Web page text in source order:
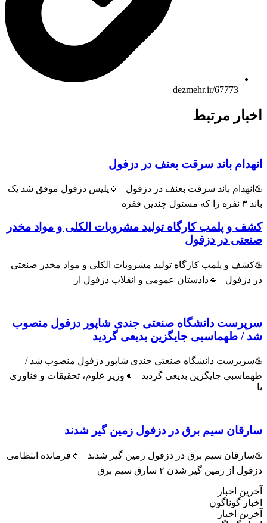
dezmehr.ir/67773
مرتبط
باند سرقت بعنف در دزفول
باند سرقت بعنف در دزفول 🔹پلیس دزفول موفق شد یک
و پلمب کارگاه تولید مشروبات الکلی و مواد مخدر
در دزفول
و پلمب کارگاه تولید مشروبات الکلی و مواد مخدر صنعتی
🔹دادستان عمومی و انقلاب دزفول از
دانشگاه صنعتی جندی شاپور دزفول منصوب
طهماسبی جایگزین بدیعی گردید
دانشگاه صنعتی جندی شاپور دزفول منصوب شد /
جایگزین بدیعی گردید 🔸وزیر علوم، تحقیقات و فناوری
سیم برق در دزفول زمین گیر شدند
سیم برق در دزفول زمین گیر شدند 🔹فرمانده انتظامی
زمین گیر شدن ۲ سارق سیم برق
اخبار
گوناگون
اخبار